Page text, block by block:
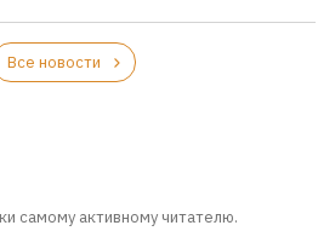
Все новости
самому активному читателю.